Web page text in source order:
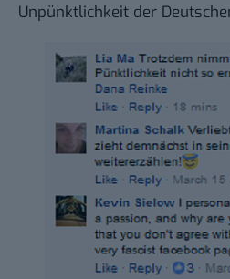
Unpünktlichkeit der